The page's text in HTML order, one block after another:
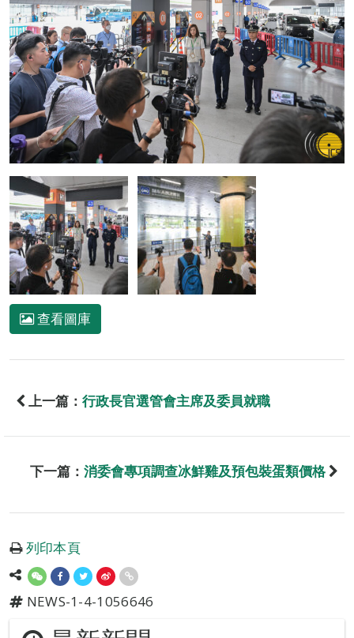
查看圖庫
上一篇： 行政長官選管會主席及委員就職
下一篇： 消委會專項調查冰鮮雞及預包裝蛋類價格
列印本頁
NEWS-1-4-1056646